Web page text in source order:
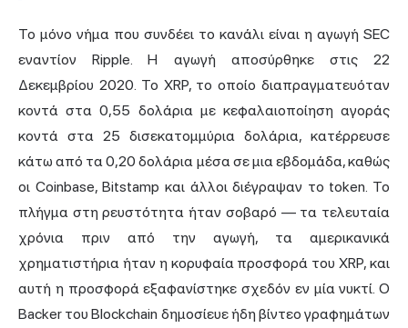
Το μόνο νήμα που συνδέει το κανάλι είναι η αγωγή SEC
εναντίον Ripple. Η αγωγή αποσύρθηκε στις 22
Δεκεμβρίου 2020. Το XRP, το οποίο διαπραγματευόταν
κοντά στα 0,55 δολάρια με κεφαλαιοποίηση αγοράς
κοντά στα 25 δισεκατομμύρια δολάρια, κατέρρευσε
κάτω από τα 0,20 δολάρια μέσα σε μια εβδομάδα, καθώς
οι Coinbase, Bitstamp και άλλοι διέγραψαν το token. Το
πλήγμα στη ρευστότητα ήταν σοβαρό — τα τελευταία
χρόνια πριν από την αγωγή, τα αμερικανικά
χρηματιστήρια ήταν η κορυφαία προσφορά του XRP, και
αυτή η προσφορά εξαφανίστηκε σχεδόν εν μία νυκτί. Ο
Backer του Blockchain δημοσίευε ήδη βίντεο γραφημάτων